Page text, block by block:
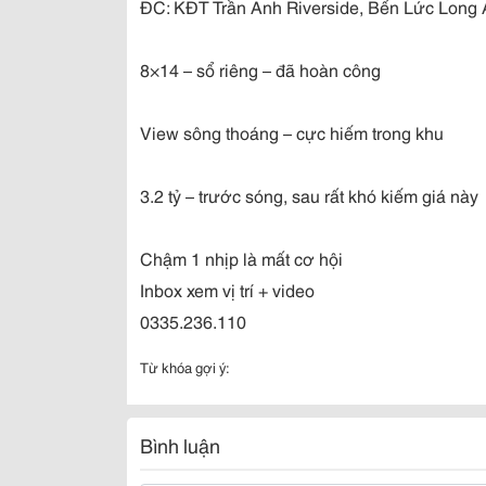
ĐC: KĐT Trần Anh Riverside, Bến Lức Long
8×14 – sổ riêng – đã hoàn công
View sông thoáng – cực hiếm trong khu
3.2 tỷ – trước sóng, sau rất khó kiếm giá này
Chậm 1 nhịp là mất cơ hội
Inbox xem vị trí + video
0335.236.110
Từ khóa gợi ý:
Bình luận